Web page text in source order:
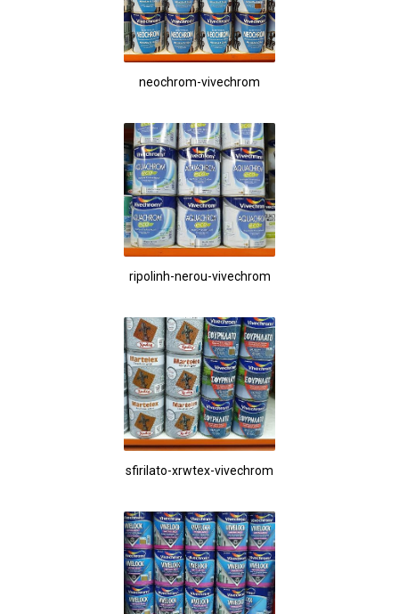
neochrom-vivechrom
ripolinh-nerou-vivechrom
sfirilato-xrwtex-vivechrom